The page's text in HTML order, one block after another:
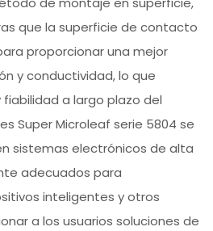
que la superficie de contacto
proporcionar una mejor
y conductividad, lo que
a largo plazo del
Super Microleaf serie 5804 se
sistemas electrónicos de alta
adecuados para
inteligentes y otros
a los usuarios soluciones de